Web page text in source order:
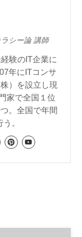
シー論 講師
験のIT企業に
年にITコンサ
）を設立し現
家で全国１位
。全国で年間
。